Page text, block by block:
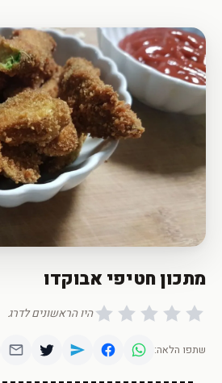
מתכון חטיפי אבוקדו
היו הראשונים לדרג
שתפו הלאה: